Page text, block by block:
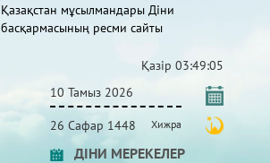
Қазақстан мұсылмандары Діни
басқармасының ресми сайты
Қазір 03:49:05
10 Тамыз 2026
26 Сафар 1448 Хижра
ДІНИ МЕРЕКЕЛЕР